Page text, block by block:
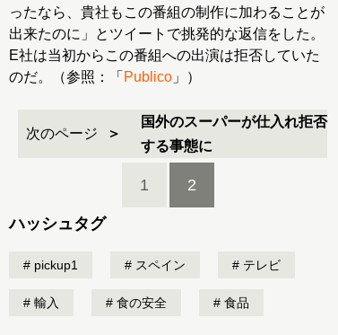
ったなら、貴社もこの番組の制作に加わることが
出来たのに」とツイートで挑発的な返信をした。
E社は当初からこの番組への出演は拒否していた
のだ。（参照：「 Publico 」）
次のページ
国外のスーパーが仕入れ拒否
する事態に
1 2
ハッシュタグ
pickup1 スペイン テレビ
輸入 食の安全 食品